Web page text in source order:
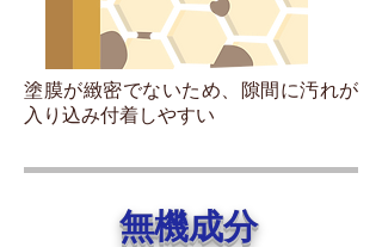
塗膜が緻密でないため、隙間に汚れが
入り込み付着しやすい
無機成分